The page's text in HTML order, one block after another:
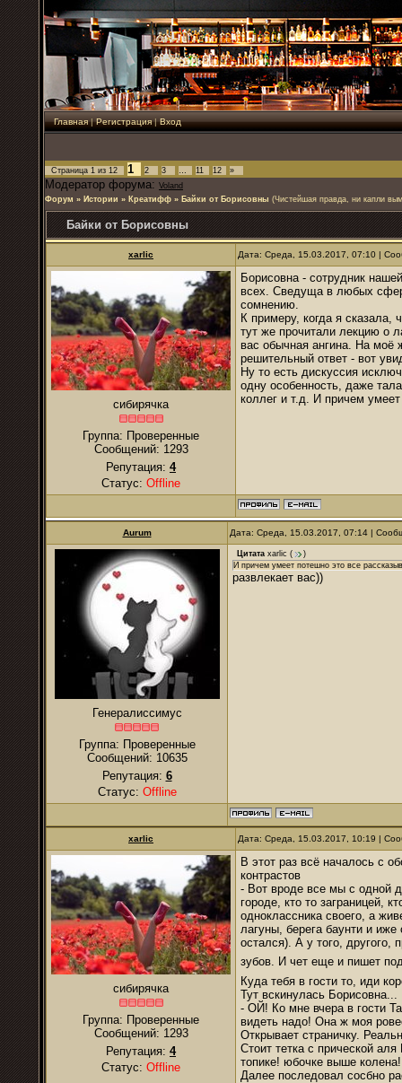
Главная|Регистрация|Вход
Страница 1 из 12 1 2 3 … 11 12 »
Модератор форума: Voland
Форум » Истории » Креатифф » Байки от Борисовны (Чистейшая правда, ни капли
Байки от Борисовны
xarlic Дата: Среда, 15.03.2017, 07:10 |
сибирячка
Группа: Проверенные
Сообщений: 1293
Репутация: 4
Статус: Offline
Борисовна - сотрудник
всех. Сведуща в любых
сомнению.
К примеру, когда я сказала,
тут же прочитали лекцию о
вас обычная ангина. На моё
решительный ответ - вот
Ну то есть дискуссия
одну особенность, даже
коллег и т.д. И причем
Aurum Дата: Среда, 15.03.2017, 07:14 |
Генералиссимус
Группа: Проверенные
Сообщений: 10635
Репутация: 6
Статус: Offline
Цитата xarlic (
)
И причем умеет потешно это все
развлекает вас))
xarlic Дата: Среда, 15.03.2017, 10:19 |
сибирячка
Группа: Проверенные
Сообщений: 1293
Репутация: 4
Статус: Offline
В этот раз всё началось с
контрастов
- Вот вроде все мы с одной
городе, кто то заграницей,
одноклассника своего, а
лагуны, берега баунти и
остался). А у того, другого,
зубов. И чет еще и пишет
Куда тебя в гости то, иди
Тут вскинулась Борисовна...
- ОЙ! Ко мне вчера в гости
видеть надо! Она ж моя
Открывает страничку.
Стоит тетка с прической
топике! юбочке выше
Далее последовал сосбно